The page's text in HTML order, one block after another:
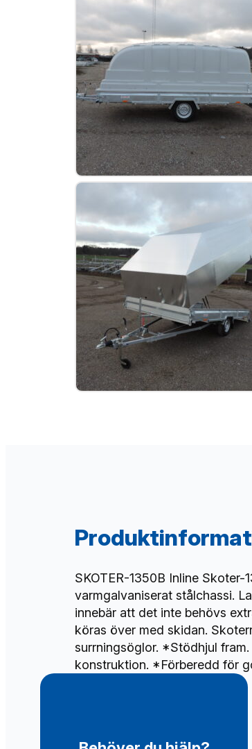
SKOTER-1350B Inline
varmgalvaniserat stålchassi.
innebär att det inte behövs
köras över med skidan.
surrningsöglor. *Stödhjul
konstruktion. *Förberedd för